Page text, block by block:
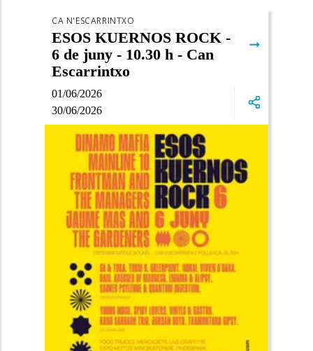
01/06/2026
30/06/2026
CA N'ESCARRINTXO
ESOS KUERNOS ROCK -
6 de juny - 10.30 h - Can
Escarrintxo
➞